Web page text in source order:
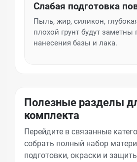
Слабая подготовка
Пыль, жир, силикон,
плохой грунт будут заметны
нанесения базы и лака.
Полезные разделы
комплекта
Перейдите в связанные
собрать полный набор
подготовки, окраски и